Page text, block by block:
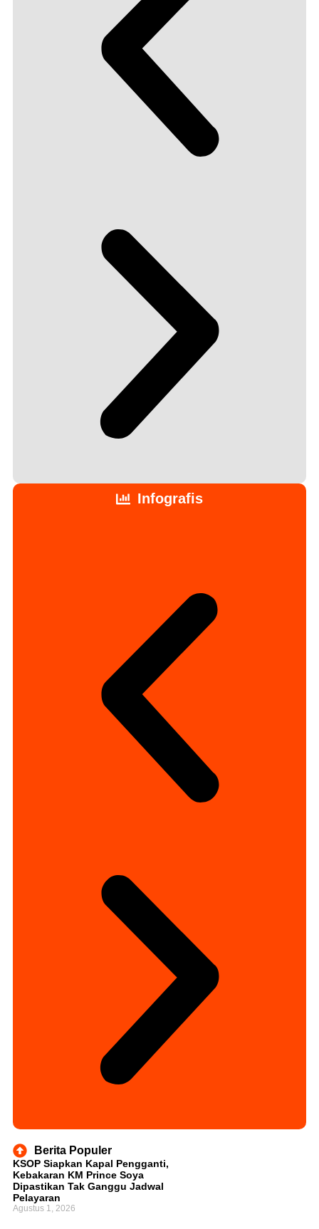
Berita Populer
KSOP Siapkan Kapal Pengganti,
Kebakaran KM Prince Soya
Dipastikan Tak Ganggu Jadwal
Pelayaran
Agustus 1, 2026
Infografis